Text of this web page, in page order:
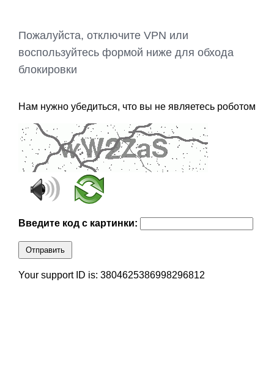
Пожалуйста, отключите VPN или
воспользуйтесь формой ниже для обхода
блокировки
Нам нужно убедиться, что вы не являетесь роботом
Введите код с картинки:
Отправить
Your support ID is: 3804625386998296812